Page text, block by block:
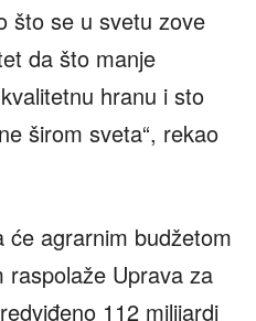
što se u svetu zove
da što manje
hranu i sto
širom sveta“, rekao
će agrarnim budžetom
raspolaže Uprava za
112 milijardi